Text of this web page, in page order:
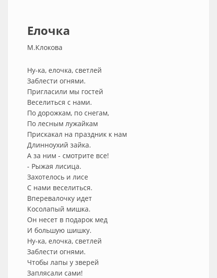
Елочка
М.Клокова
Ну-ка, елочка, светлей
Заблести огнями.
Пригласили мы гостей
Веселиться с нами.
По дорожкам, по снегам,
По лесным лужайкам
Прискакал на праздник к нам
Длинноухий зайка.
А за ним - смотрите все!
- Рыжая лисица.
Захотелось и лисе
С нами веселиться.
Вперевалочку идет
Косолапый мишка.
Он несет в подарок мед
И большую шишку.
Ну-ка, елочка, светлей
Заблести огнями.
Чтобы лапы у зверей
Заплясали сами!